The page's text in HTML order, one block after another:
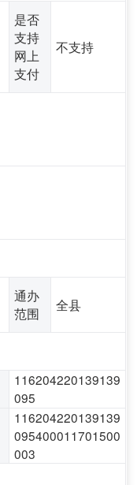
是否
支持
网上
支付
不支持
通办
范围
全县
116204220139139
095
116204220139139
095400011701500
003